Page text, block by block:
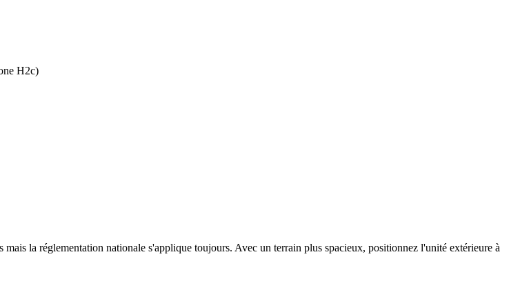
H2c)
la réglementation nationale s'applique toujours. Avec un terrain plus spacieux, positionnez l'unité extérieure à